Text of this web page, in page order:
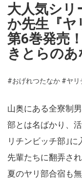
大人気シ
か先生『ヤ
第6巻発売
きとらの
#おげれつたなか #ヤリ
山奥にある全寮制
部とは名ばかり、
リチンビッチ部｣
先輩たちに翻弄さ
夏のヤリ部合宿も